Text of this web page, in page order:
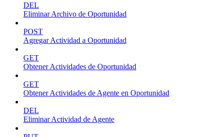
DEL
Eliminar Archivo de Oportunidad
POST
Agregar Actividad a Oportunidad
GET
Obtener Actividades de Oportunidad
GET
Obtener Actividades de Agente en Oportunidad
DEL
Eliminar Actividad de Agente